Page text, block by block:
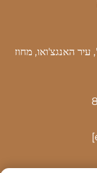
קיאנטנג', עיר האנגצ'ואו, מחוז